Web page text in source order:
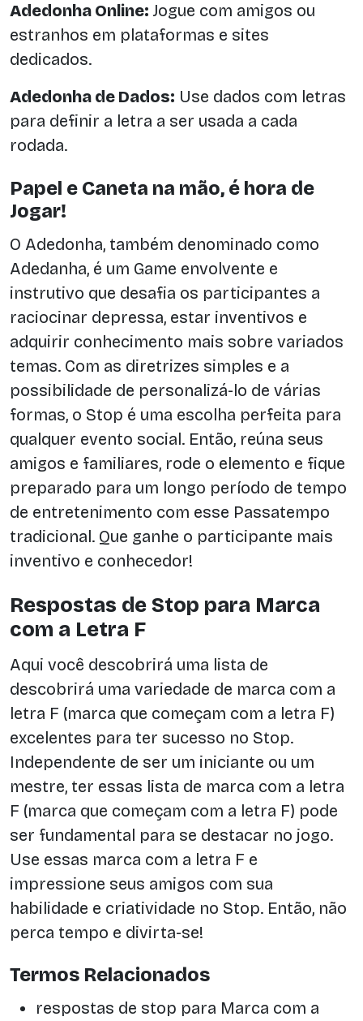
Adedonha Online: Jogue com amigos ou
estranhos em plataformas e sites
dedicados.
Adedonha de Dados: Use dados com letras
para definir a letra a ser usada a cada
rodada.
Papel e Caneta na mão, é hora de
Jogar!
O Adedonha, também denominado como
Adedanha, é um Game envolvente e
instrutivo que desafia os participantes a
raciocinar depressa, estar inventivos e
adquirir conhecimento mais sobre variados
temas. Com as diretrizes simples e a
possibilidade de personalizá-lo de várias
formas, o Stop é uma escolha perfeita para
qualquer evento social. Então, reúna seus
amigos e familiares, rode o elemento e fique
preparado para um longo período de tempo
de entretenimento com esse Passatempo
tradicional. Que ganhe o participante mais
inventivo e conhecedor!
Respostas de Stop para Marca
com a Letra F
Aqui você descobrirá uma lista de
descobrirá uma variedade de marca com a
letra F (marca que começam com a letra F)
excelentes para ter sucesso no Stop.
Independente de ser um iniciante ou um
mestre, ter essas lista de marca com a letra
F (marca que começam com a letra F) pode
ser fundamental para se destacar no jogo.
Use essas marca com a letra F e
impressione seus amigos com sua
habilidade e criatividade no Stop. Então, não
perca tempo e divirta-se!
Termos Relacionados
respostas de stop para Marca com a